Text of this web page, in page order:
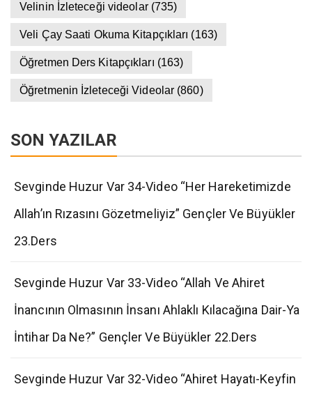
Velinin İzleteceği videolar(735)
Veli Çay Saati Okuma Kitapçıkları (163)
Öğretmen Ders Kitapçıkları (163)
Öğretmenin İzleteceği Videolar (860)
SON YAZILAR
Sevginde Huzur Var 34-Video “Her Hareketimizde
Allah’ın Rızasını Gözetmeliyiz” Gençler Ve Büyükler
23.Ders
Sevginde Huzur Var 33-Video “Allah Ve Ahiret
İnancının Olmasının İnsanı Ahlaklı Kılacağına Dair-Ya
İntihar Da Ne?” Gençler Ve Büyükler 22.Ders
Sevginde Huzur Var 32-Video “Ahiret Hayatı-Keyfin